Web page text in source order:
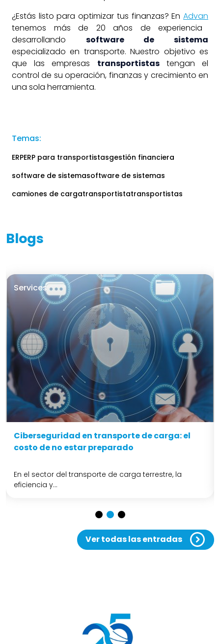
¿Estás listo para optimizar tus finanzas? En Advan
tenemos más de 20 años de experiencia
desarrollando software de sistema
especializado en transporte. Nuestro objetivo es
que las empresas transportistastengan el
control de su operación, finanzas y crecimiento en
una sola herramienta.
Temas:
ERPERP para transportistasgestión financiera
software de sistemasoftware de sistemas
camiones de carga​transportistatransportistas
Blogs
Services
Ciberseguridad en transporte de carga: el
costo de no estar preparado
En el sector del transporte de carga terrestre, la
eficiencia y...
Ver todas las entradas